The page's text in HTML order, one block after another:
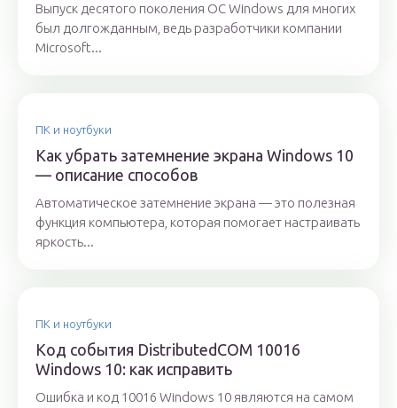
Выпуск десятого поколения OC Windows для многих
был долгожданным, ведь разработчики компании
Microsoft...
ПК и ноутбуки
Как убрать затемнение экрана Windows 10
— описание способов
Автоматическое затемнение экрана — это полезная
функция компьютера, которая помогает настраивать
яркость...
ПК и ноутбуки
Код события DistributedCOM 10016
Windows 10: как исправить
Ошибка и код 10016 Windows 10 являются на самом